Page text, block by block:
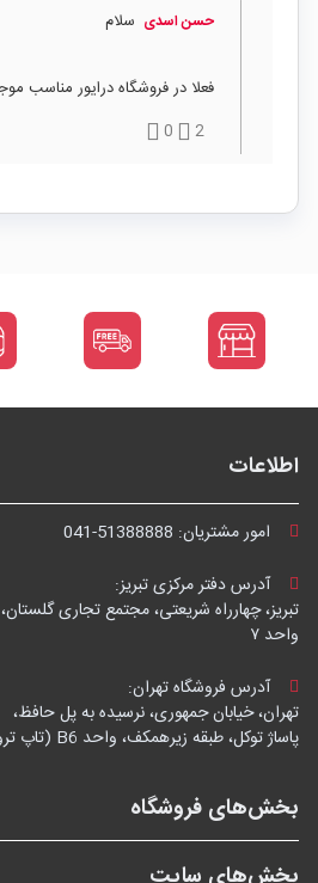
حسن اسدی سلام
فعلا در فروشگاه درایور مناسب
2
0
اطلاعات
امور مشتریان: 041-51388888
آدرس دفتر مرکزی تبریز:
تبریز، چهارراه شریعتی، مجتمع تجاری گلستان،
واحد ۷
آدرس فروشگاه تهران:
تهران، خیابان جمهوری، نرسیده به پل حافظ،
پاساژ توکل، طبقه زیرهمکف، واحد B6 (تاپ ترونیک)
بخش‌های فروشگاه